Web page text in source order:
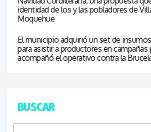
identidad de los y las pobladores de
Moquehue
El municipio adquirió un set de
para asistir a productores en campañas
acompañó el operativo contra la
BUSCAR